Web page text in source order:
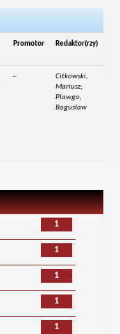
Promotor Redaktor(rzy)
-
Citkowski,
Mariusz;
Plawgo,
Bogusław
1
1
1
1
1